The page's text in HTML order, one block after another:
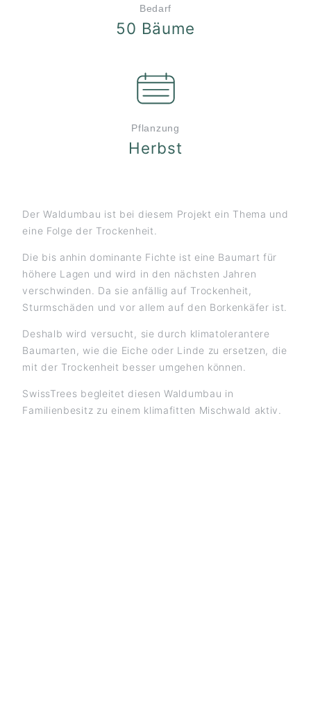
50 Bäume
Bedarf
Herbst
Pflanzung
Der Waldumbau ist bei diesem Projekt ein Thema und
eine Folge der Trockenheit.
Die bis anhin dominante Fichte ist eine Baumart für
höhere Lagen und wird in den nächsten Jahren
verschwinden. Da sie anfällig auf Trockenheit,
Sturmschäden und vor allem auf den Borkenkäfer ist.
Deshalb wird versucht, sie durch klimatolerantere
Baumarten, wie die Eiche oder Linde zu ersetzen, die
mit der Trockenheit besser umgehen können.
SwissTrees begleitet diesen Waldumbau in
Familienbesitz zu einem klimafitten Mischwald aktiv.